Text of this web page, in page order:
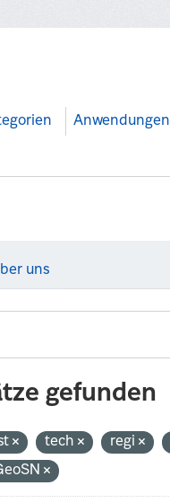
Anwendungen
uns
gefunden
tech regi